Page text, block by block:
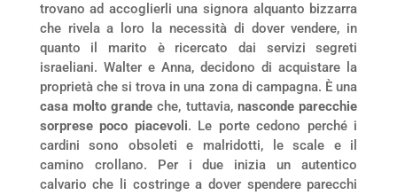
trovano ad accoglierli una signora alquanto bizzarra
che rivela a loro la necessità di dover vendere, in
quanto il marito è ricercato dai servizi segreti
israeliani. Walter e Anna, decidono di acquistare la
proprietà che si trova in una zona di campagna. È una
casa molto grande che, tuttavia, nasconde parecchie
sorprese poco piacevoli. Le porte cedono perché i
cardini sono obsoleti e malridotti, le scale e il
camino crollano. Per i due inizia un autentico
calvario che li costringe a dover spendere parecchi